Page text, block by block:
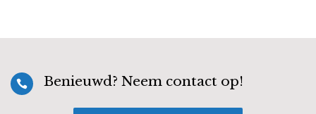
 Benieuwd? Neem contact op!